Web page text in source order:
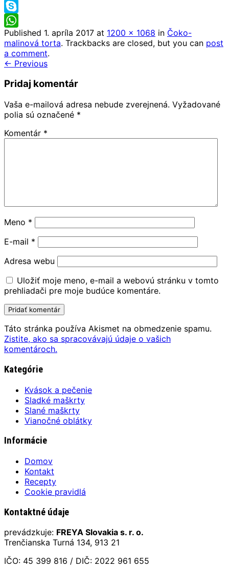
LinkedIn
Skype
WhatsApp
Published 1. apríla 2017 at 1200 × 1068 in Čoko-
malinová torta. Trackbacks are closed, but you can post
a comment.
← Previous
Pridaj komentár
Vaša e-mailová adresa nebude zverejnená. Vyžadované
polia sú označené *
Komentár *
Meno *
E-mail *
Adresa webu
Uložiť moje meno, e-mail a webovú stránku v tomto
prehliadači pre moje budúce komentáre.
Táto stránka používa Akismet na obmedzenie spamu.
Zistite, ako sa spracovávajú údaje o vašich
komentároch.
Kategórie
Kvások a pečenie
Sladké maškrty
Slané maškrty
Vianočné oblátky
Informácie
Domov
Kontakt
Recepty
Cookie pravidlá
Kontaktné údaje
prevádzkuje: FREYA Slovakia s. r. o.
Trenčianska Turná 134, 913 21
IČO: 45 399 816 / DIČ: 2022 961 655